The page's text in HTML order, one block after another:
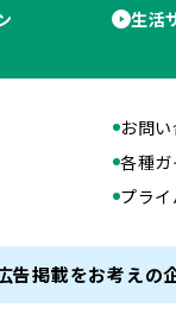
生活
お問
各種
プラ
告掲載をお考えの